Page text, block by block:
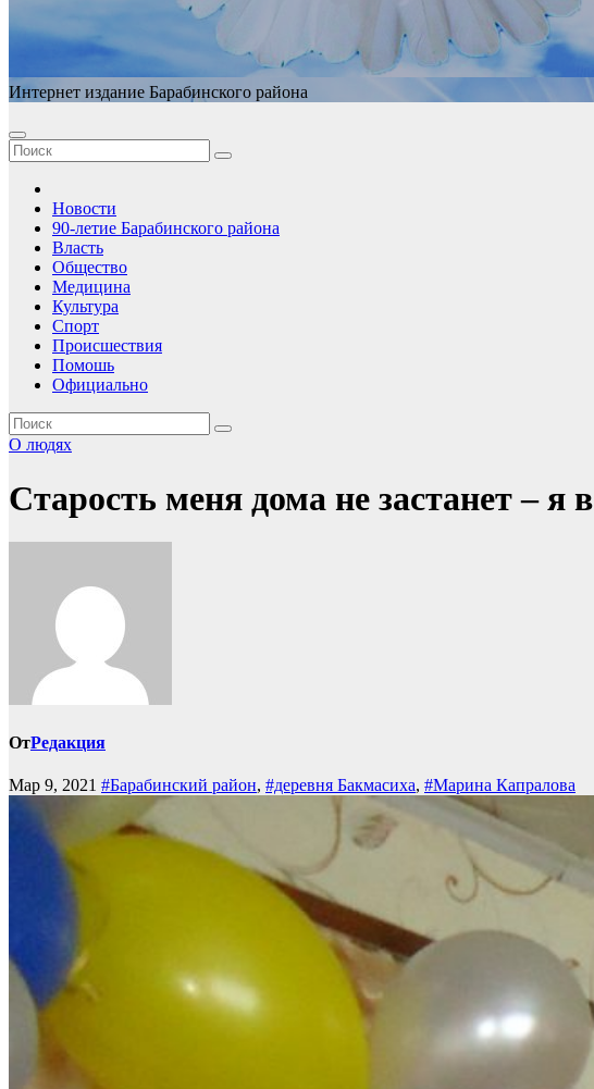
Интернет издание Барабинского района
Новости
90-летие Барабинского района
Власть
Общество
Медицина
Культура
Спорт
Происшествия
Помошь
Официально
О людях
Старость меня дома не застанет – я
ОтРедакция
Мар 9, 2021 #Барабинский район, #деревня Бакмасиха, #Марина Капралова